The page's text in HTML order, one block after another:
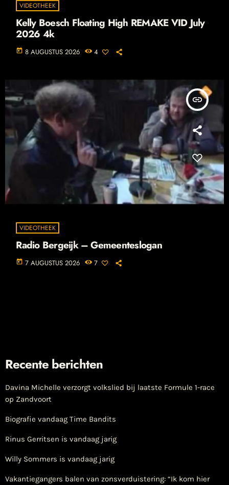
VIDEOTHEEK
Kelly Boesch Floating High REMAKE VID July
2026 4k
today 8 AUGUSTUS 2026 4
insert_link
VIDEOTHEEK
Radio Bergeijk – Gemeenteslogan
today 7 AUGUSTUS 2026 7
Recente berichten
Davina Michelle verzorgt volkslied bij laatste Formule 1-race
op Zandvoort
Biografie vandaag Time Bandits
Rinus Gerritsen is vandaag jarig
Willy Sommers is vandaag jarig
Vakantiegangers balen van zonsverduistering: “Ik kom hier